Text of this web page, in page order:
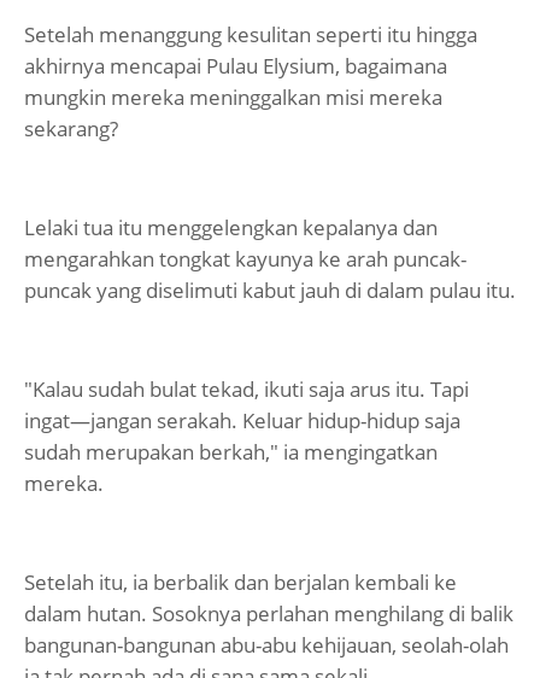
Setelah menanggung kesulitan seperti itu hingga
akhirnya mencapai Pulau Elysium, bagaimana
mungkin mereka meninggalkan misi mereka
sekarang?
Lelaki tua itu menggelengkan kepalanya dan
mengarahkan tongkat kayunya ke arah puncak-
puncak yang diselimuti kabut jauh di dalam pulau itu.
"Kalau sudah bulat tekad, ikuti saja arus itu. Tapi
ingat—jangan serakah. Keluar hidup-hidup saja
sudah merupakan berkah," ia mengingatkan
mereka.
Setelah itu, ia berbalik dan berjalan kembali ke
dalam hutan. Sosoknya perlahan menghilang di balik
bangunan-bangunan abu-abu kehijauan, seolah-olah